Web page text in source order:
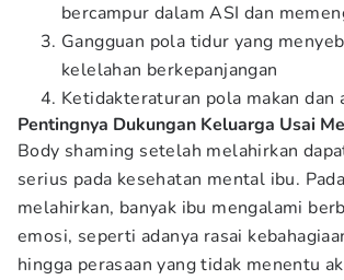
bercampur dalam ASI dan
Gangguan pola tidur yang
kelelahan berkepanjangan
Ketidakteraturan pola makan dan
Pentingnya Dukungan Keluarga Usai
Body shaming setelah melahirkan
serius pada kesehatan mental ibu.
melahirkan, banyak ibu mengalami
emosi, seperti adanya rasai
hingga perasaan yang tidak menentu